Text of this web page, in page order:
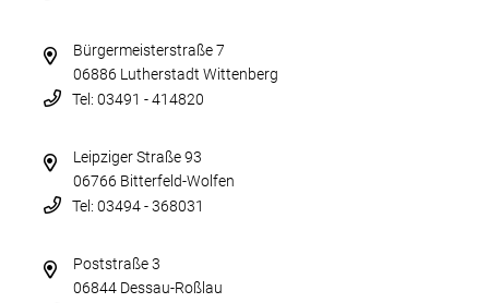
Bürgermeisterstraße 7
06886 Lutherstadt Wittenberg
Tel: 03491 - 414820
Leipziger Straße 93
06766 Bitterfeld-Wolfen
Tel: 03494 - 368031
Poststraße 3
06844 Dessau-Roßlau